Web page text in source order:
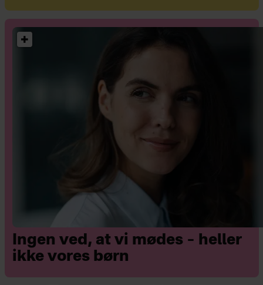
Ingen ved, at vi mødes – heller
ikke vores børn